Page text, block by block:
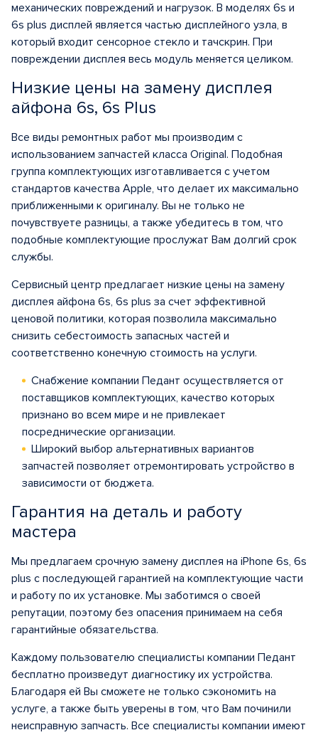
механических повреждений и нагрузок. В моделях 6s и
6s plus дисплей является частью дисплейного узла, в
который входит сенсорное стекло и тачскрин. При
повреждении дисплея весь модуль меняется целиком.
Низкие цены на замену дисплея
айфона 6s, 6s Plus
Все виды ремонтных работ мы производим с
использованием запчастей класса Original. Подобная
группа комплектующих изготавливается с учетом
стандартов качества Apple, что делает их максимально
приближенными к оригиналу. Вы не только не
почувствуете разницы, а также убедитесь в том, что
подобные комплектующие прослужат Вам долгий срок
службы.
Сервисный центр предлагает низкие цены на замену
дисплея айфона 6s, 6s plus за счет эффективной
ценовой политики, которая позволила максимально
снизить себестоимость запасных частей и
соответственно конечную стоимость на услуги.
Снабжение компании Педант осуществляется от
поставщиков комплектующих, качество которых
признано во всем мире и не привлекает
посреднические организации.
Широкий выбор альтернативных вариантов
запчастей позволяет отремонтировать устройство в
зависимости от бюджета.
Гарантия на деталь и работу
мастера
Мы предлагаем срочную замену дисплея на iPhone 6s, 6s
plus с последующей гарантией на комплектующие части
и работу по их установке. Мы заботимся о своей
репутации, поэтому без опасения принимаем на себя
гарантийные обязательства.
Каждому пользователю специалисты компании Педант
бесплатно произведут диагностику их устройства.
Благодаря ей Вы сможете не только сэкономить на
услуге, а также быть уверены в том, что Вам починили
неисправную запчасть. Все специалисты компании имеют